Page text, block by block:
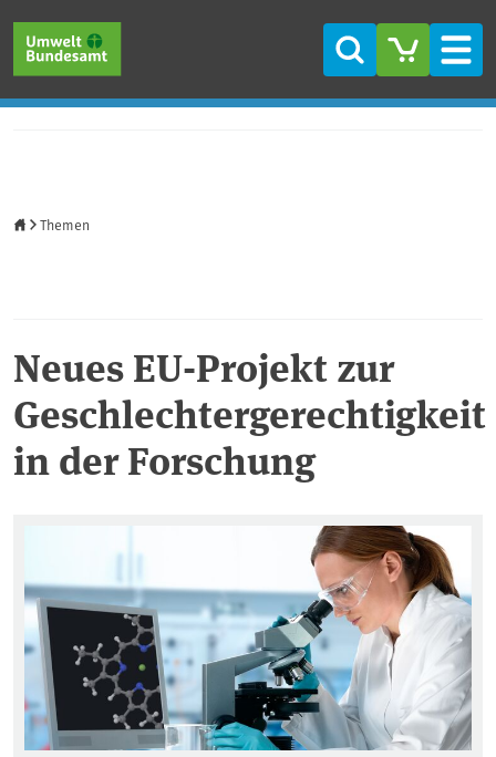
Suche
Themen
Neues EU-Projekt zur
Geschlechtergerechtigkeit
in der Forschung